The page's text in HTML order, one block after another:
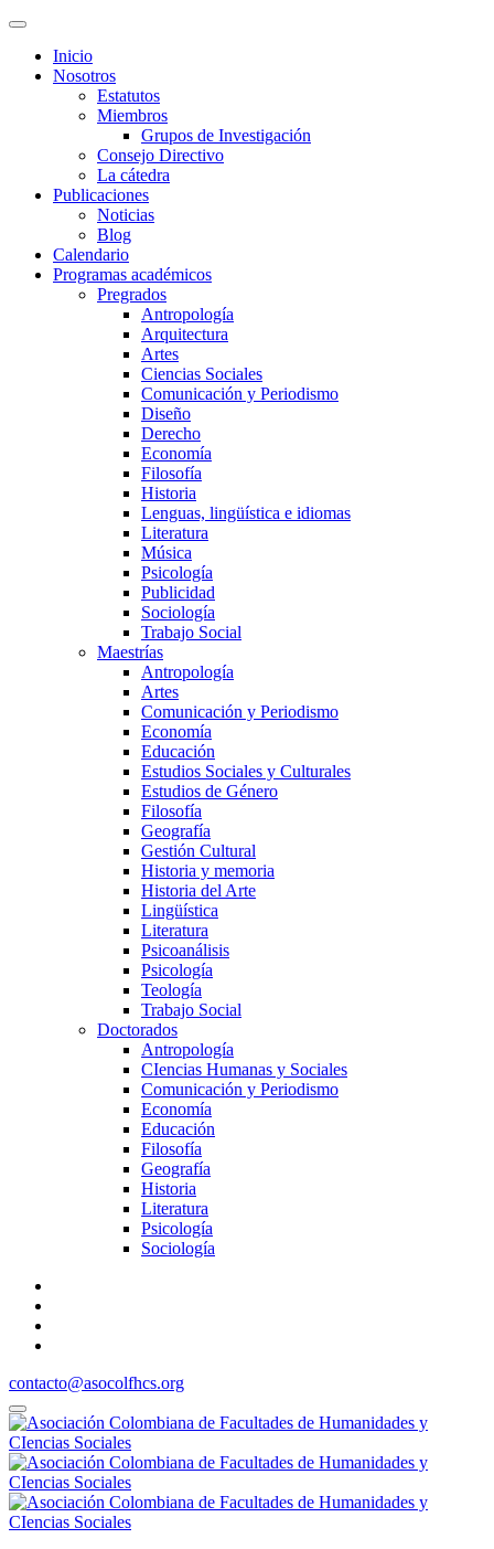
Inicio
Nosotros
Estatutos
Miembros
Grupos de Investigación
Consejo Directivo
La cátedra
Publicaciones
Noticias
Blog
Calendario
Programas académicos
Pregrados
Antropología
Arquitectura
Artes
Ciencias Sociales
Comunicación y Periodismo
Diseño
Derecho
Economía
Filosofía
Historia
Lenguas, lingüística e idiomas
Literatura
Música
Psicología
Publicidad
Sociología
Trabajo Social
Maestrías
Antropología
Artes
Comunicación y Periodismo
Economía
Educación
Estudios Sociales y Culturales
Estudios de Género
Filosofía
Geografía
Gestión Cultural
Historia y memoria
Historia del Arte
Lingüística
Literatura
Psicoanálisis
Psicología
Teología
Trabajo Social
Doctorados
Antropología
CIencias Humanas y Sociales
Comunicación y Periodismo
Economía
Educación
Filosofía
Geografía
Historia
Literatura
Psicología
Sociología
contacto@asocolfhcs.org